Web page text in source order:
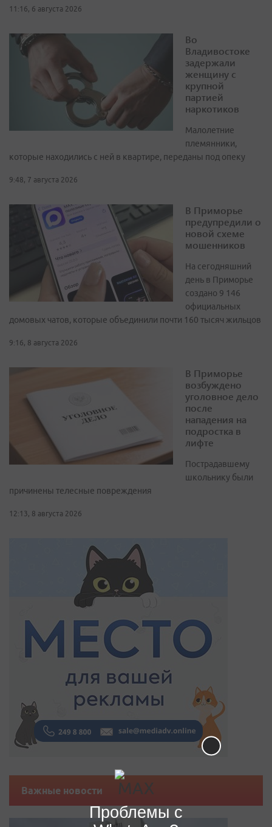
11:16, 6 августа 2026
Во
Владивостоке
задержали
женщину с
крупной
партией
наркотиков
Малолетние
племянники,
которые находились с ней в квартире, переданы под опеку
9:48, 7 августа 2026
В Приморье
предупредили о
новой схеме
мошенников
На сегодняшний
день в Приморье
создано 9 146
официальных
домовых чатов, которые объединили почти 160 тысяч жильцов
9:16, 8 августа 2026
В Приморье
возбуждено
уголовное дело
после
нападения на
подростка в
лифте
Пострадавшему
школьнику были
причинены телесные повреждения
12:13, 8 августа 2026
Важные новости
Проблемы с